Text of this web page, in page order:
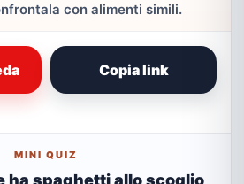
con alimenti simili.
Copia link
MINI QUIZ
ha spaghetti allo scoglio